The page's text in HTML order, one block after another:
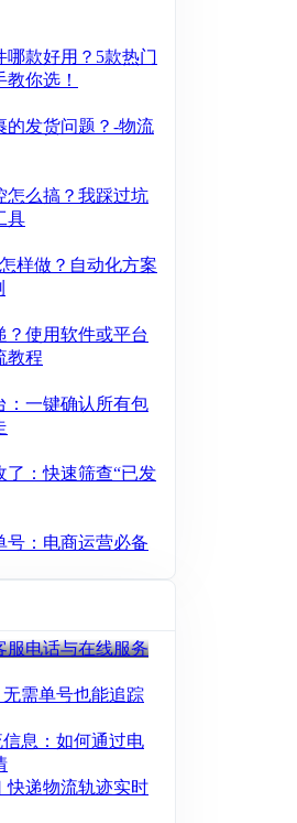
哪款好用？5款热门
你选！
的发货问题？-物流
怎么搞？我踩过坑
具
样做？自动化方案
？使用软件或平台
教程
：一键确认所有包
了：快速筛查“已发
号：电商运营必备
服电话与在线服务
需单号也能追踪
息：如何通过电
快递物流轨迹实时